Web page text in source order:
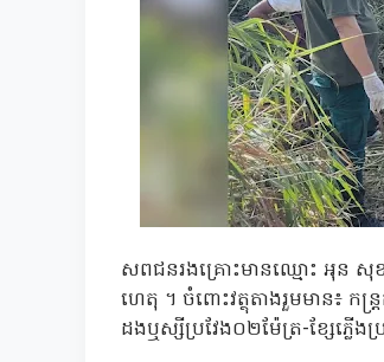
សពជនរងគ្រោះមានឈ្មោះ អុន សុខ
ហេតុ ។ ចំពោះវត្ថុតាងរួមមាន៖
ដងឬស្សីប្រវែង០២ម៉ែត្រ-ខ្សែភ្លើ